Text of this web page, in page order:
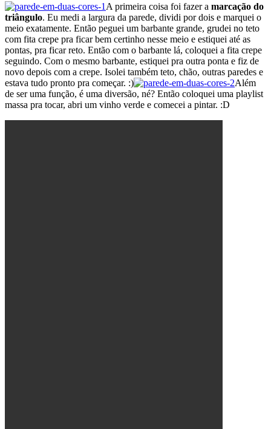
A primeira coisa foi fazer a marcação do
triângulo. Eu medi a largura da parede, dividi por dois e marquei o
meio exatamente. Então peguei um barbante grande, grudei no teto
com fita crepe pra ficar bem certinho nesse meio e estiquei até as
pontas, pra ficar reto. Então com o barbante lá, coloquei a fita crepe
seguindo. Com o mesmo barbante, estiquei pra outra ponta e fiz de
novo depois com a crepe. Isolei também teto, chão, outras paredes e
estava tudo pronto pra começar. :)
Além
de ser uma função, é uma diversão, né? Então coloquei uma playlist
massa pra tocar, abri um vinho verde e comecei a pintar. :D